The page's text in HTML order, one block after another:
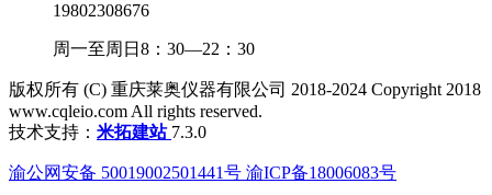
19802308676
周一至周日8：30—22：30
版权所有 (C) 重庆莱奥仪器有限公司 2018-2024 Copyright 2018
www.cqleio.com All rights reserved.
技术支持： 米拓建站 7.3.0
渝公网安备 50019002501441号 渝ICP备18006083号